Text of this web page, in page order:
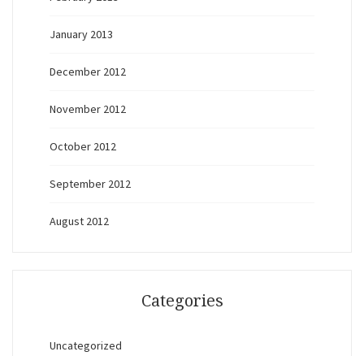
January 2013
December 2012
November 2012
October 2012
September 2012
August 2012
Categories
Uncategorized